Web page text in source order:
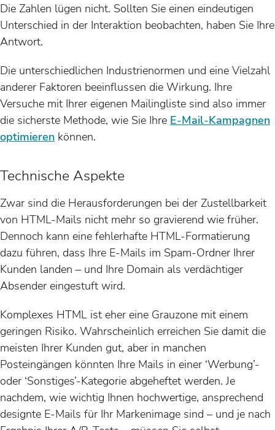
Die Zahlen lügen nicht. Sollten Sie einen eindeutigen
Unterschied in der Interaktion beobachten, haben Sie Ihre
Antwort.
Die unterschiedlichen Industrienormen und eine Vielzahl
anderer Faktoren beeinflussen die Wirkung. Ihre
Versuche mit Ihrer eigenen Mailingliste sind also immer
die sicherste Methode, wie Sie Ihre E-Mail-Kampagnen
optimieren können.
Technische Aspekte
Zwar sind die Herausforderungen bei der Zustellbarkeit
von HTML-Mails nicht mehr so gravierend wie früher.
Dennoch kann eine fehlerhafte HTML-Formatierung
dazu führen, dass Ihre E-Mails im Spam-Ordner Ihrer
Kunden landen – und Ihre Domain als verdächtiger
Absender eingestuft wird.
Komplexes HTML ist eher eine Grauzone mit einem
geringen Risiko. Wahrscheinlich erreichen Sie damit die
meisten Ihrer Kunden gut, aber in manchen
Posteingängen könnten Ihre Mails in einer ‘Werbung’-
oder ‘Sonstiges’-Kategorie abgeheftet werden. Je
nachdem, wie wichtig Ihnen hochwertige, ansprechend
designte E-Mails für Ihr Markenimage sind – und je nach